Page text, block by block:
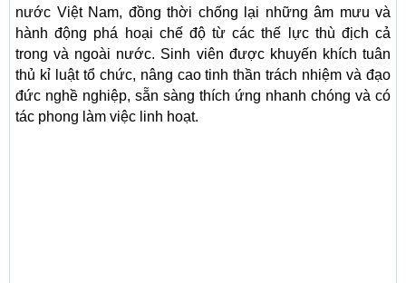
nước Việt Nam, đồng thời chống lại những âm mưu và
hành động phá hoại chế độ từ các thế lực thù địch cả
trong và ngoài nước. Sinh viên được khuyến khích tuân
thủ kỉ luật tổ chức, nâng cao tinh thần trách nhiệm và đạo
đức nghề nghiệp, sẵn sàng thích ứng nhanh chóng và có
tác phong làm việc linh hoạt.